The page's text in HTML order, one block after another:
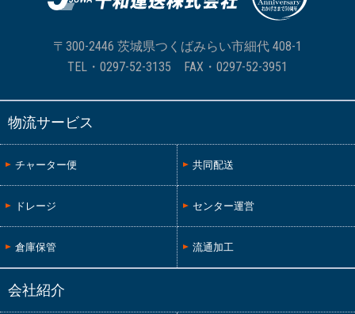
〒300-2446 茨城県つくばみらい市細代 408-1
TEL・ 0297-52-3135 FAX・0297-52-3951
物流サービス
チャーター便 共同配送
ドレージ センター運営
倉庫保管 流通加工
会社紹介